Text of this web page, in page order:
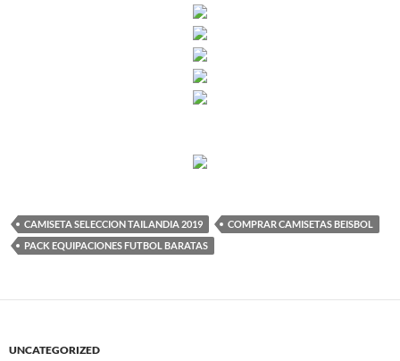
CAMISETA SELECCION TAILANDIA 2019
COMPRAR CAMISETAS BEISBOL
PACK EQUIPACIONES FUTBOL BARATAS
UNCATEGORIZED